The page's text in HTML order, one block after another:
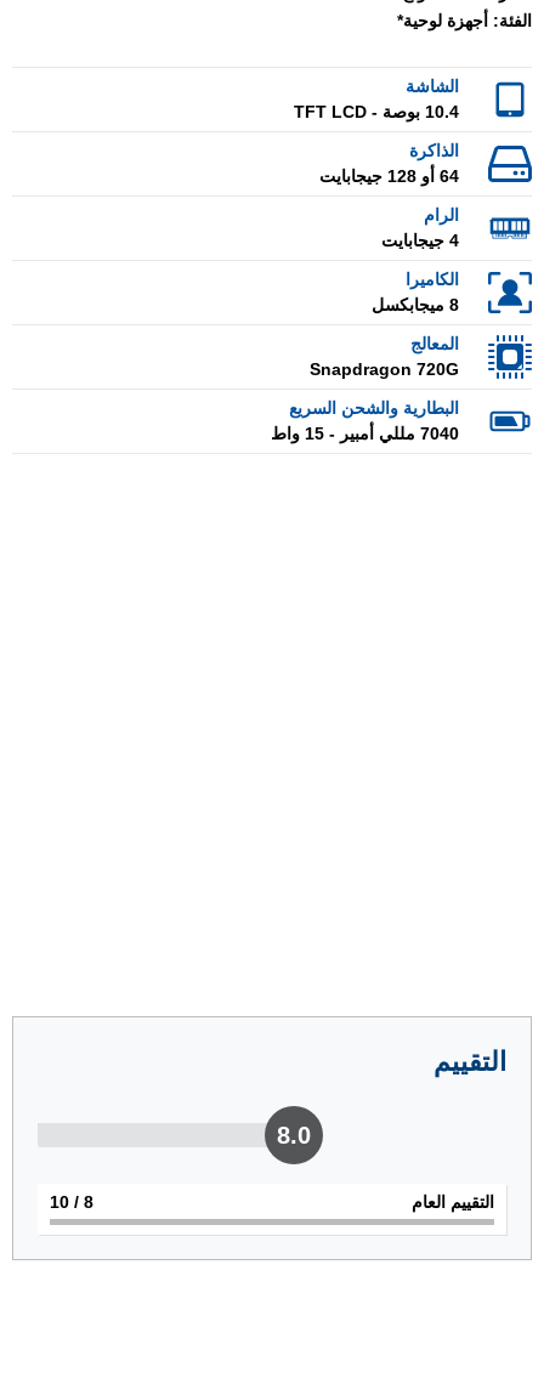
الفئة: أجهزة لوحية*
الشاشة
10.4 بوصة - TFT LCD
الذاكرة
64 أو 128 جيجابايت
الرام
4 جيجابايت
الكاميرا
8 ميجابكسل
المعالج
Snapdragon 720G
البطارية والشحن السريع
7040 مللي أمبير - 15 واط
التقييم
8.0
التقييم العام 8
/ 10